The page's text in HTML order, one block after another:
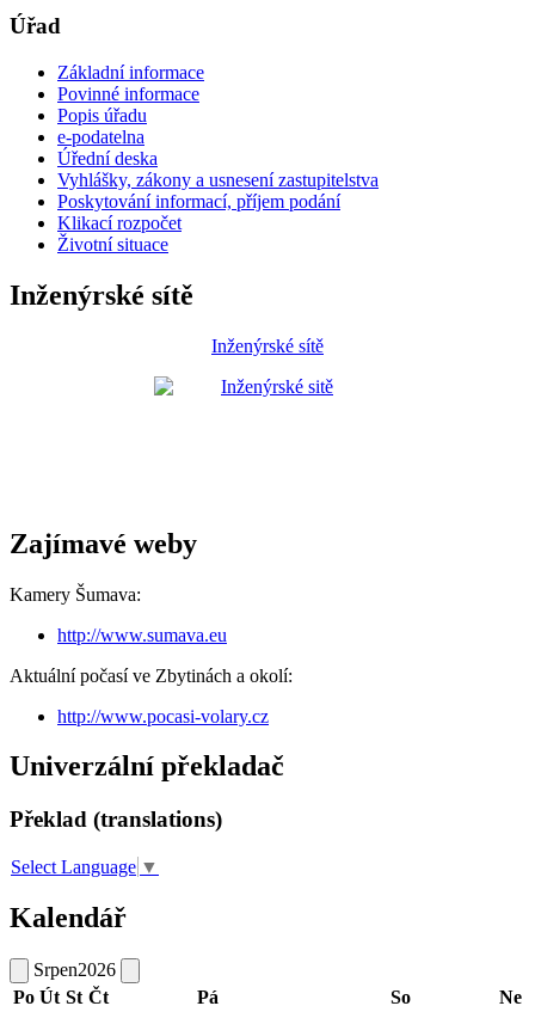
Úřad
Základní informace
Povinné informace
Popis úřadu
e-podatelna
Úřední deska
Vyhlášky, zákony a usnesení zastupitelstva
Poskytování informací, příjem podání
Klikací rozpočet
Životní situace
Inženýrské sítě
Inženýrské sítě
Zajímavé weby
Kamery Šumava:
http://www.sumava.eu
Aktuální počasí ve Zbytinách a okolí:
http://www.pocasi-volary.cz
Univerzální překladač
Překlad (translations)
Select Language ▼
Kalendář
Srpen2026
Po Út St Čt Pá So
Ne